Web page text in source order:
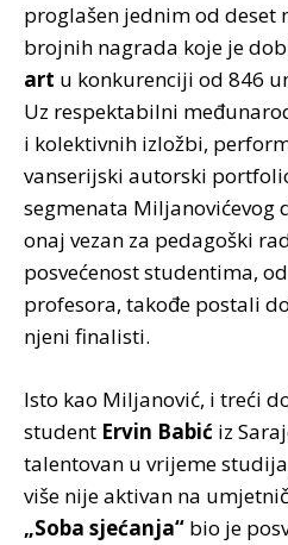
proglašen jednim od deset
brojnih nagrada koje je
art u konkurenciji od 846
Uz respektabilni
i kolektivnih izložbi,
vanserijski autorski
segmenata Miljanovićevog
onaj vezan za pedagoški
posvećenost studentima,
profesora, takođe postali
njeni finalisti.
Isto kao Miljanović, i treći
student Ervin Babić iz
talentovan u vrijeme
više nije aktivan na
„Soba sjećanja“ bio je